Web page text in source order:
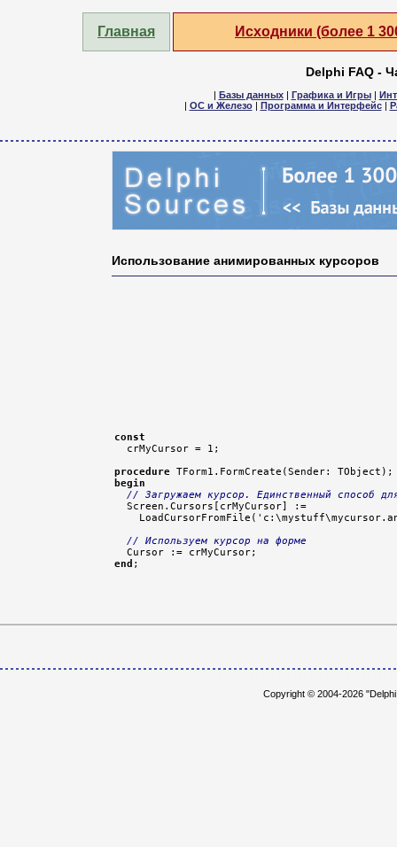
Главная Исходники (более 1
Delphi FAQ -
| Базы данных| Графика и Игры|
| ОС и Железо| Программа и Интерфейс|
Использование анимированных курсоров
const
crMyCursor = 1;
procedure
begin
// Загружаем курсор. Единственный способ
  Screen.Cursors[crMyCursor] :=
// Используем курсор на форме
end
Copyright © 2004-2026